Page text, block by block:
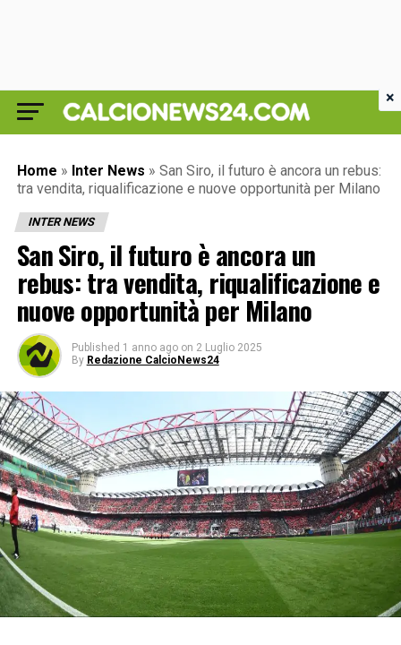
Home » Inter News » San Siro, il futuro è ancora un rebus:
tra vendita, riqualificazione e nuove opportunità per Milano
INTER NEWS
San Siro, il futuro è ancora un
rebus: tra vendita, riqualificazione e
nuove opportunità per Milano
Published 1 anno ago on 2 Luglio 2025
By Redazione CalcioNews24
×